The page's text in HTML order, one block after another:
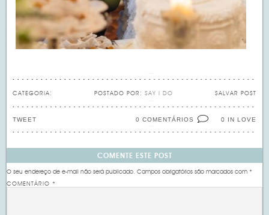
CATEGORIA: SALVAR POST
POSTADO POR: SAY I DO
0 IN LOVE
0 COMENTÁRIOS
TWEET
COMENTE ESTE POST
O seu endereço de e-mail não será publicado. Campos obrigatórios são marcados com*
COMENTÁRIO*